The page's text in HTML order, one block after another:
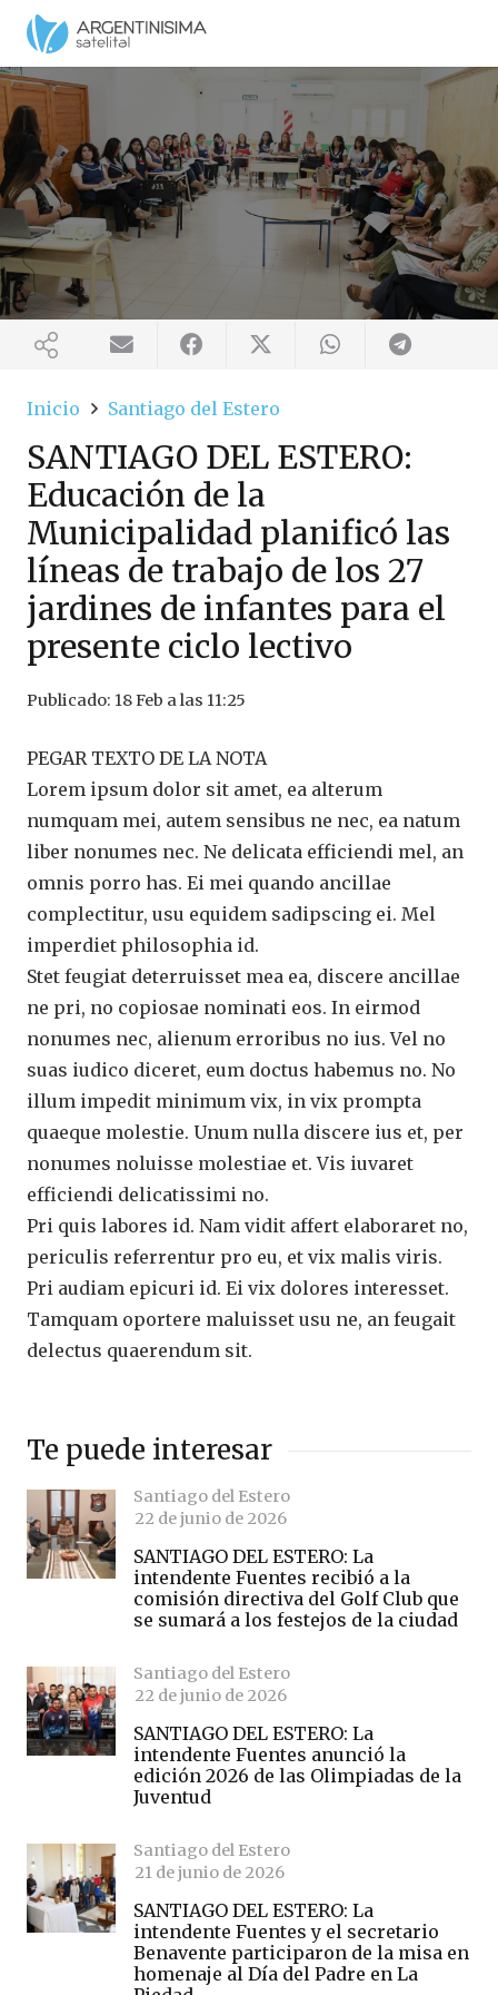
Inicio Santiago del Estero
SANTIAGO DEL ESTERO:
Educación de la
Municipalidad planificó las
líneas de trabajo de los 27
jardines de infantes para el
presente ciclo lectivo
Publicado: 18 Feb a las 11:25
PEGAR TEXTO DE LA NOTA
Lorem ipsum dolor sit amet, ea alterum
numquam mei, autem sensibus ne nec, ea natum
liber nonumes nec. Ne delicata efficiendi mel, an
omnis porro has. Ei mei quando ancillae
complectitur, usu equidem sadipscing ei. Mel
imperdiet philosophia id.
Stet feugiat deterruisset mea ea, discere ancillae
ne pri, no copiosae nominati eos. In eirmod
nonumes nec, alienum erroribus no ius. Vel no
suas iudico diceret, eum doctus habemus no. No
illum impedit minimum vix, in vix prompta
quaeque molestie. Unum nulla discere ius et, per
nonumes noluisse molestiae et. Vis iuvaret
efficiendi delicatissimi no.
Pri quis labores id. Nam vidit affert elaboraret no,
periculis referrentur pro eu, et vix malis viris.
Pri audiam epicuri id. Ei vix dolores interesset.
Tamquam oportere maluisset usu ne, an feugait
delectus quaerendum sit.
Te puede interesar
Santiago del Estero
22 de junio de 2026
SANTIAGO DEL ESTERO: La
intendente Fuentes recibió a la
comisión directiva del Golf Club que
se sumará a los festejos de la ciudad
Santiago del Estero
22 de junio de 2026
SANTIAGO DEL ESTERO: La
intendente Fuentes anunció la
edición 2026 de las Olimpiadas de la
Juventud
Santiago del Estero
21 de junio de 2026
SANTIAGO DEL ESTERO: La
intendente Fuentes y el secretario
Benavente participaron de la misa en
homenaje al Día del Padre en La